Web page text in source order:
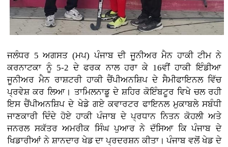
ਜਲੰਧਰ 5 ਅਗਸਤ (ਮਪ) ਪੰਜਾਬ ਦੀ ਜੂਨੀਅਰ ਮੈਨ ਹਾਕੀ ਟੀਮ ਨੇ
ਕਰਨਾਟਕਾ ਨੂੰ 5-2 ਦੇ ਫਰਕ ਨਾਲ ਹਰਾ ਕੇ 16ਵੀਂ ਹਾਕੀ ਇੰਡੀਆ
ਜੂਨੀਅਰ ਮੈਨ ਰਾਸ਼ਟਰੀ ਹਾਕੀ ਚੈਂਪੀਅਨਸ਼ਿਪ ਦੇ ਸੈਮੀਫਾਇਨਲ ਵਿੱਚ
ਪ੍ਰਵੇਸ਼ ਕਰ ਲਿਆ। ਤਾਮਿਲਨਾਡੂ ਦੇ ਸ਼ਹਿਰ ਕੋਇੰਬਟੂਰ ਵਿਖੇ ਚਲ ਰਹੀ
ਇਸ ਚੈਂਪੀਅਨਸ਼ਿਪ ਦੇ ਖੇਡੇ ਗਏ ਕਵਾਰਟਰ ਫਾਇਨਲ ਮੁਕਾਬਲੇ ਸਬੰਧੀ
ਜਾਣਕਾਰੀ ਦਿੰਦੇ ਹੋਏ ਹਾਕੀ ਪੰਜਾਬ ਦੇ ਪ੍ਰਧਾਨ ਨਿਤਨ ਕੋਹਲੀ ਅਤੇ
ਜਨਰਲ ਸਕੱਤਰ ਅਮਰੀਕ ਸਿੰਘ ਪੁਆਰ ਨੇ ਦੱਸਿਆ ਕਿ ਪੰਜਾਬ ਦੇ
ਖਿਡਾਰੀਆਂ ਨੇ ਸ਼ਾਨਦਾਰ ਖੇਡ ਦਾ ਪ੍ਰਦਰਸ਼ਨ ਕੀਤਾ। ਪੰਜਾਬ ਵਲੋਂ ਖੇਡ ਦੇ